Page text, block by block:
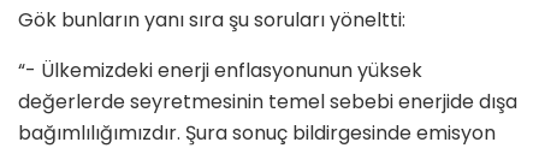
Gök bunların yanı sıra şu soruları yöneltti:
“- Ülkemizdeki enerji enflasyonunun yüksek
değerlerde seyretmesinin temel sebebi enerjide dışa
bağımlılığımızdır. Şura sonuç bildirgesinde emisyon